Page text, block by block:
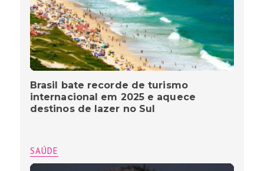
Brasil bate recorde de turismo
internacional em 2025 e aquece
destinos de lazer no Sul
SAÚDE